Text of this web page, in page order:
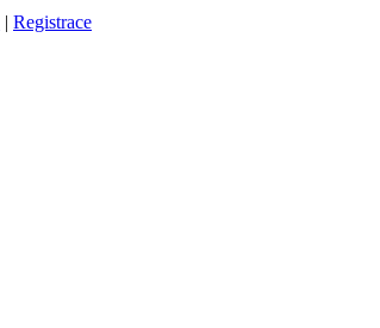
| Registrace